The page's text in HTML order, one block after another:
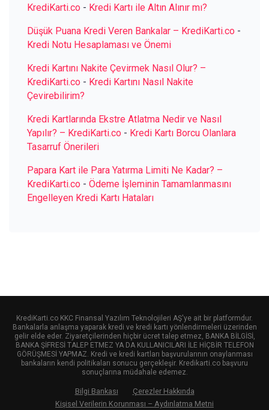
KrediKarti.co - Kredi Kartı ile Altın Alınır mı?
Düşük Puana Kredi Veren Bankalar – KrediKarti.co -
Kredi Notu Hesaplaması ve Önemi
Kredi Kartını Nakite Çevirmek Nasıl Olur? –
KrediKarti.co - Kredi Kartını Nasıl Nakite
Çevirebilirim?
Kredi Kartlarında Ekstre Atlatma Nedir ve Nasıl
Yapılır? – KrediKarti.co - Kredi Kartı Borcu Olanlara
Tasarruf Önerileri
Papara Kart ile Para Yatırma Limiti Ne Kadar? –
KrediKarti.co - Ödeme İşleminin Tamamlanmasını
Engelleyen Kredi Kartı Hataları
KrediKarti.co KKC Finansal Yazılım Teknolojileri AŞ'ye ait bir platformdur.
Bankalarla anlaşma yaparak kredi ve kredi kartı yönlendirmeleri üzerinden
gelir elde eder. Ziyaretçilerinden hiçbir ücret talep etmez, BANKA BİLGİSİ,
BANKA ŞİFRESİ TALEP ETMEZ YA DA KULLANICILARI İLE HİÇBİR TELEFON
GÖRÜŞMESİ YAPMAZ. Kredi ve kredi kartları başvurularının onaylanması
bankaların kendi politikaları sonucu gerçekleşir. Kredikarti.co başvuru
sonuçlarına müdahale edemez.
Bilgi Bankası
Çerezler Hakkında
Kişisel Verilerin Korunması – Aydınlatma Metni